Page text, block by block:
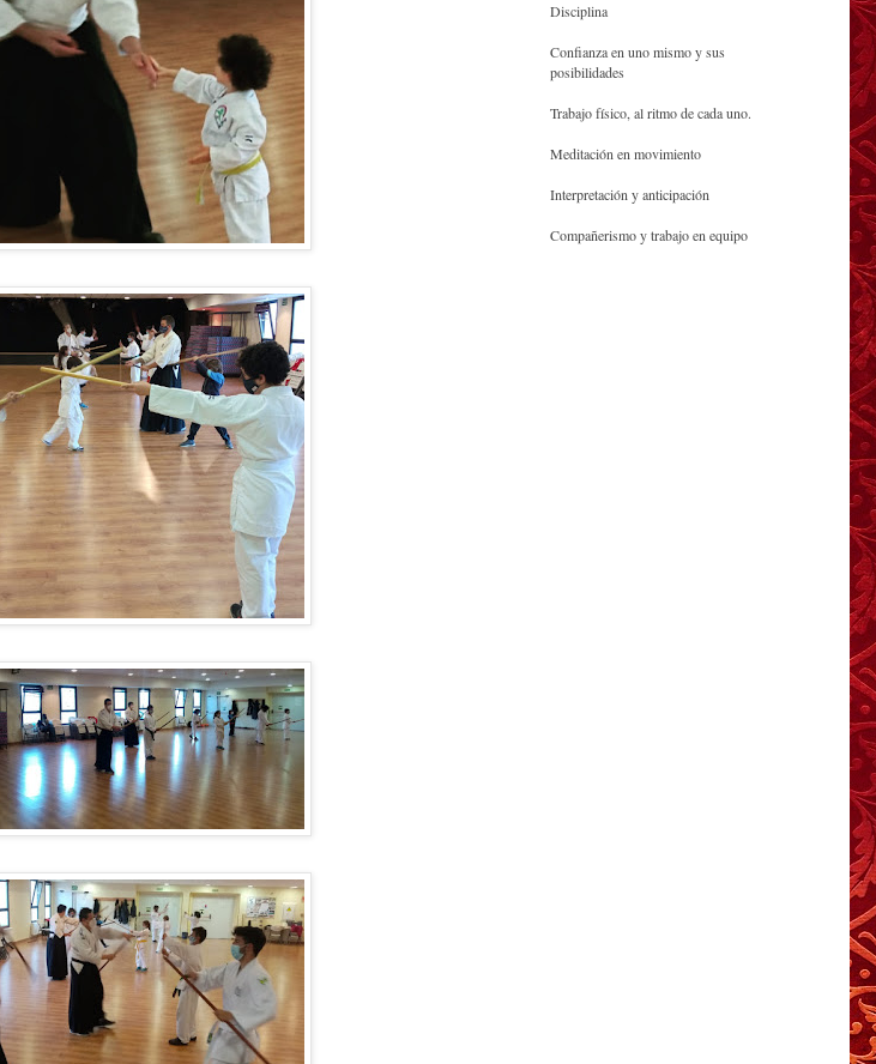
Disciplina
Confianza en uno mismo y sus
posibilidades
Trabajo físico, al ritmo de cada uno.
Meditación en movimiento
Interpretación y anticipación
Compañerismo y trabajo en equipo